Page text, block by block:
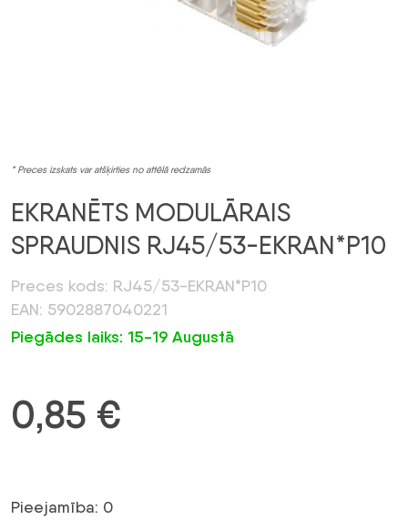
* Preces izskats var atšķirties no attēlā redzamās
EKRANĒTS MODULĀRAIS
SPRAUDNIS RJ45/53-EKRAN*P10
Preces kods: RJ45/53-EKRAN*P10
EAN: 5902887040221
Piegādes laiks: 15-19 Augustā
0,85 €
Pieejamība: 0